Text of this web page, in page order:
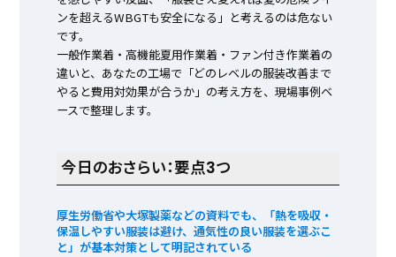
ンを超えるWBGTも安全になる」と考えるのは危ない
です。
一般作業着・高機能夏用作業着・ファン付き作業着の
違いと、あなたの工場で「どのレベルの服装改善まで
やると費用対効果が合うか」の考え方を、現場事例ベ
ースで整理します。
今日のおさらい：要点3つ
厚生労働省や大塚製薬などの資料でも、「熱を吸収・
保温しやすい服装は避け、通気性の良い服装を選ぶこ
と」が基本対策として明記されている